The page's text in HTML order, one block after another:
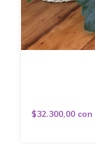
$32.300,00 con